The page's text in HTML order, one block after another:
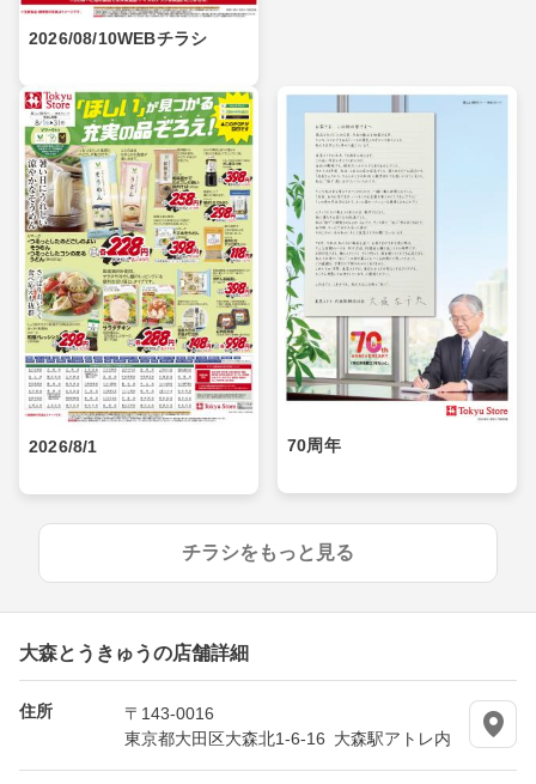
2026/08/10WEBチラシ
2026/8/1 70周年
チラシをもっと見る
大森とうきゅうの店舗詳細
住所
〒143-0016
東京都大田区大森北1-6-16 大森駅アトレ内